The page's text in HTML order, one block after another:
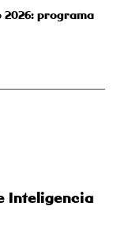
2026: programa
Inteligencia